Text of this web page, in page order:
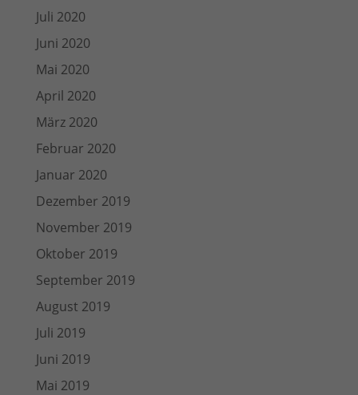
Juli 2020
Juni 2020
Mai 2020
April 2020
März 2020
Februar 2020
Januar 2020
Dezember 2019
November 2019
Oktober 2019
September 2019
August 2019
Juli 2019
Juni 2019
Mai 2019